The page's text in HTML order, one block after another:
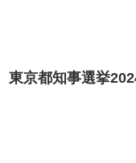
東京都知事選挙